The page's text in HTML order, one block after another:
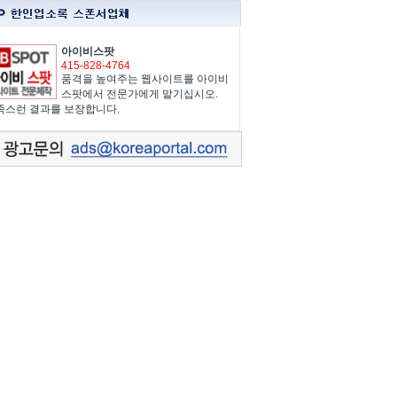
아이비스팟
415-828-4764
품격을 높여주는 웹사이트를 아이비
스팟에서 전문가에게 맡기십시오.
스런 결과를 보장합니다.